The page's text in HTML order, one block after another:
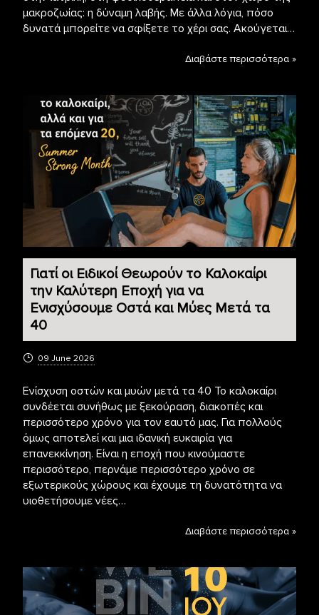
μακροζωίας: η δύναμη λαβής. Με άλλα λόγια, πόσο
δυνατά μπορείτε να σφίξετε το χέρι σας. Ακούγεται…
Διαβάστε περισσότερα »
Γιατί οι Ειδικοί Θεωρούν το Καλοκαίρι
την Καλύτερη Εποχή για να
Ενισχύσουμε Οστά και Μύες Μετά τα
40
09 June 2026
Ενίσχυση οστών και μυών μετά τα 40 Το καλοκαίρι
συνδέεται συνήθως με ξεκούραση, διακοπές και
περισσότερο χρόνο για τον εαυτό μας. Για πολλούς
όμως αποτελεί και μια ιδανική ευκαιρία για
επανεκκίνηση. Είναι η εποχή που κινούμαστε
περισσότερο, περνάμε περισσότερο χρόνο σε
εξωτερικούς χώρους και έχουμε τη δυνατότητα να
υιοθετήσουμε νέες…
Διαβάστε περισσότερα »